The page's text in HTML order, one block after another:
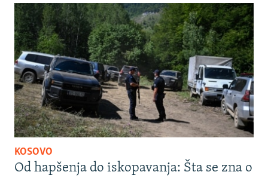
KOSOVO
Od hapšenja do iskopavanja: Šta se zna o